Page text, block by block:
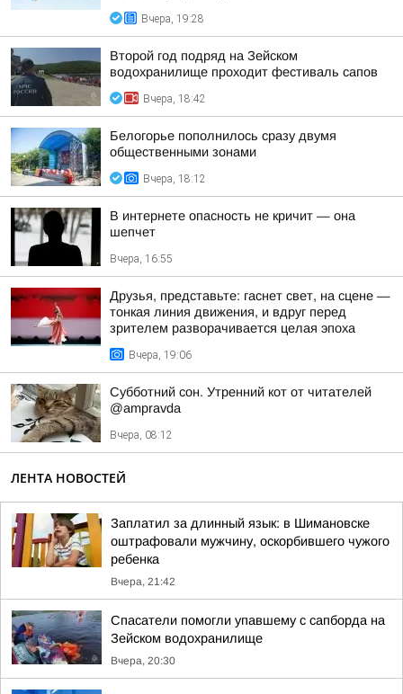
Вчера, 19:28
Второй год подряд на Зейском
водохранилище проходит фестиваль сапов
Вчера, 18:42
Белогорье пополнилось сразу двумя
общественными зонами
Вчера, 18:12
В интернете опасность не кричит — она
шепчет
Вчера, 16:55
Друзья, представьте: гаснет свет, на сцене —
тонкая линия движения, и вдруг перед
зрителем разворачивается целая эпоха
Вчера, 19:06
Субботний сон. Утренний кот от читателей
@ampravda
Вчера, 08:12
ЛЕНТА НОВОСТЕЙ
Заплатил за длинный язык: в Шимановске
оштрафовали мужчину, оскорбившего чужого
ребенка
Вчера, 21:42
Спасатели помогли упавшему с сапборда на
Зейском водохранилище
Вчера, 20:30